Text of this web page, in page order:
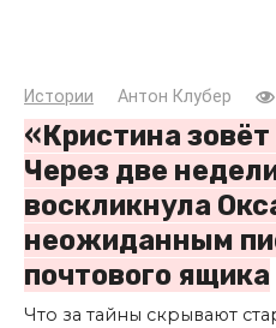
Истории Антон Клубер
«Кристина
Через две
воскликнула
неожиданным
почтового ящика
Что за тайны скрывают